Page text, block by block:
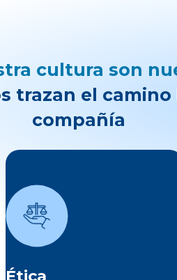
cultura son
trazan el
compañía
Ética
Actuamos con respeto,
transparencia, honestidad y
coherencia, asumiendo como
colectivo el cuidado y la